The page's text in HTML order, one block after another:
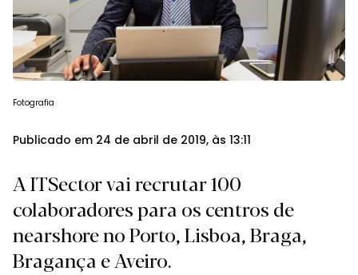
Fotografia
Publicado em 24 de abril de 2019, às 13:11
A ITSector vai recrutar 100
colaboradores para os centros de
nearshore no Porto, Lisboa, Braga,
Bragança e Aveiro.